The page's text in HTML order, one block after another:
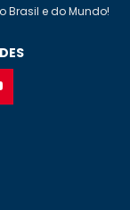
Brasil e do Mundo!